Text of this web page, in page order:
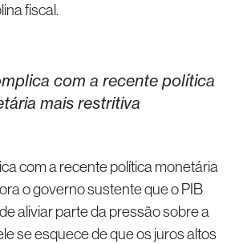
fiscal.
com a recente política
mais restritiva
com a recente política monetária
o governo sustente que o PIB
aliviar parte da pressão sobre a
se esquece de que os juros altos